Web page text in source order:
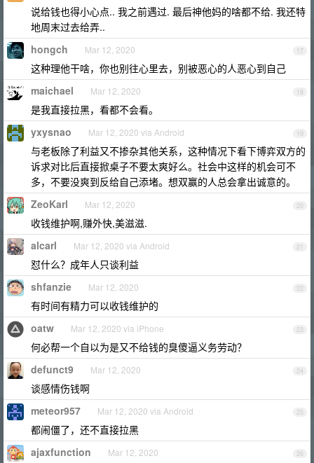
说给钱也得小心点.. 我之前遇过. 最后神他妈的啥都不给. 我还特
地周末过去给弄..
17
hongch Mar 12, 2020
这种理他干啥，你也别往心里去，别被恶心的人恶心到自己
18
maichael Mar 12, 2020
是我直接拉黑，看都不会看。
19
yxysnao Mar 12, 2020 via Android
与老板除了利益又不掺杂其他关系，这种情况下看下博弈双方的
诉求对比后直接掀桌子不要太爽好么。社会中这样的机会可不
多，不要没爽到反给自己添堵。想双赢的人总会拿出诚意的。
20
ZeoKarl Mar 12, 2020
收钱维护啊,赚外快,美滋滋.
21
alcarl Mar 12, 2020 via Android
怼什么？成年人只谈利益
22
shfanzie Mar 12, 2020
有时间有精力可以收钱维护的
23
oatw Mar 12, 2020 via iPhone
何必帮一个自以为是又不给钱的臭傻逼义务劳动？
24
defunct9 Mar 12, 2020
谈感情伤钱啊
25
meteor957 Mar 12, 2020 via Android
都闹僵了，还不直接拉黑
26
ajaxfunction Mar 12, 2020